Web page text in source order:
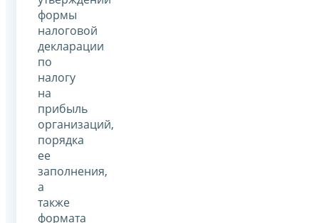
формы
налоговой
декларации
по
налогу
на
прибыль
организаций,
порядка
ее
заполнения,
а
также
формата